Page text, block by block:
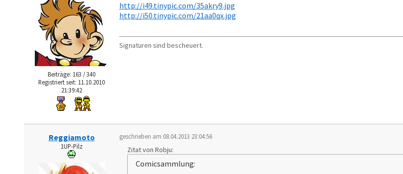
Beiträge: 163 / 340
Registriert seit: 11.10.2010
21:39:42
http://i49.tinypic.com/35akry9.jpg
http://i50.tinypic.com/21aa0qx.jpg
Signaturen sind bescheuert.
Reggiamoto
1UP-Pilz
geschrieben am 08.04.2013 23:04:56
Zitat von Robju:
Comicsammlung: